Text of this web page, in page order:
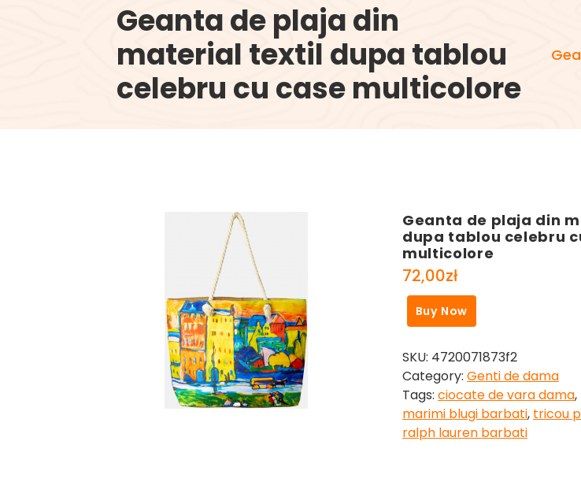
Geanta de plaja din
material textil dupa tablou
celebru cu case multicolore
Geanta de plaja din
dupa tablou celebru
multicolore
72,00zł
Buy Now
SKU: 4720071873f2
Category: Genti de dama
Tags: ciocate de vara dama,
marimi blugi barbati, tricou
ralph lauren barbati